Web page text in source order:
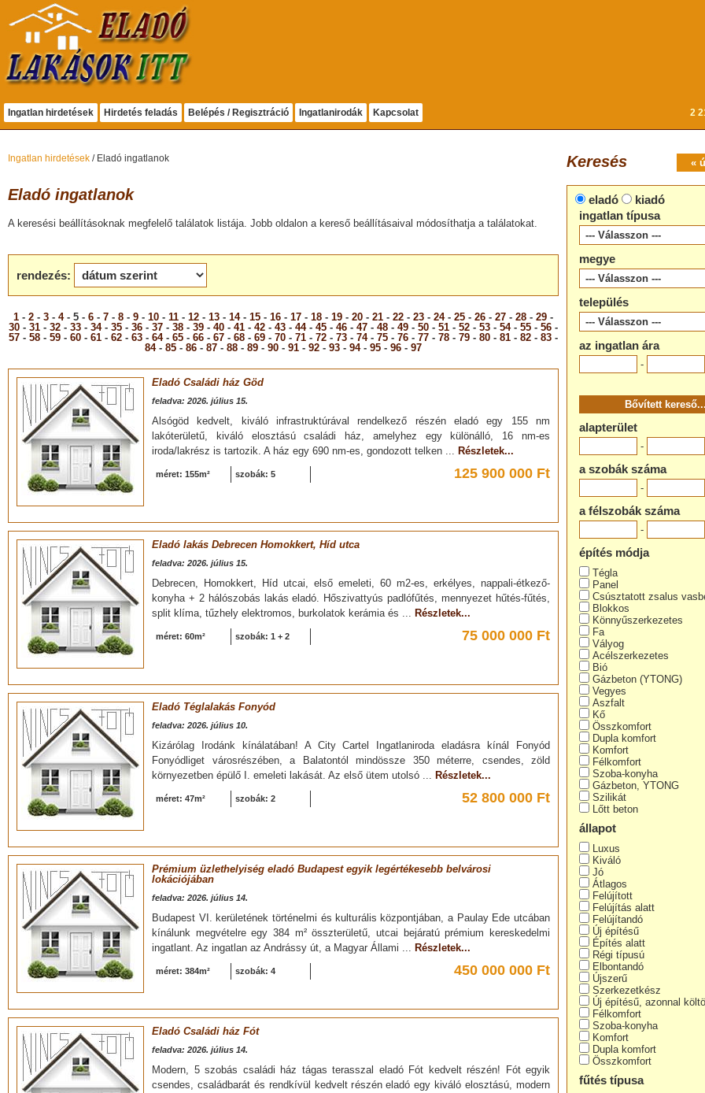
2
Ingatlan hirdetések Hirdetés feladás Belépés / Regisztráció Ingatlanirodák Kapcsolat
«
Keresés
eladó
kiadó
ingatlan típusa
megye
település
az ingatlan ára
-
alapterület
-
a szobák száma
-
a félszobák száma
-
építés módja
Tégla
Panel
Csúsztatott zsalus
Blokkos
Könnyűszerkezetes
Fa
Vályog
Acélszerkezetes
Bió
Gázbeton (YTONG)
Vegyes
Aszfalt
Kő
Összkomfort
Dupla komfort
Komfort
Félkomfort
Szoba-konyha
Gázbeton, YTONG
Szilikát
Lőtt beton
állapot
Luxus
Kiváló
Jó
Átlagos
Felújított
Felújítás alatt
Felújítandó
Új építésű
Építés alatt
Régi típusú
Elbontandó
Újszerű
Szerkezetkész
Új építésű, azonnal
Félkomfort
Szoba-konyha
Komfort
Dupla komfort
Összkomfort
fűtés típusa
Ingatlan hirdetések / Eladó ingatlanok
Eladó ingatlanok
A keresési beállításoknak megfelelő találatok listája. Jobb oldalon a kereső beállításaival módosíthatja a találatokat.
rendezés:
1 - 2 - 3 - 4- 5 - 6 - 7 - 8 - 9 - 10 - 11 - 12 - 13 - 14- 15 - 16 - 17 - 18 - 19 - 20 - 21 - 22 - 23 - 24- 25 - 26 - 27 - 28 - 29 -
30 - 31 - 32 - 33 - 34- 35 - 36 - 37 - 38 - 39 - 40 - 41 - 42 - 43 - 44- 45 - 46 - 47 - 48 - 49 - 50 - 51 - 52 - 53 - 54- 55 - 56 -
57 - 58 - 59 - 60 - 61 - 62 - 63 - 64- 65 - 66 - 67 - 68 - 69 - 70 - 71 - 72 - 73 - 74- 75 - 76 - 77 - 78 - 79 - 80 - 81 - 82 - 83 -
84- 85 - 86 - 87 - 88 - 89 - 90 - 91 - 92 - 93 - 94- 95 - 96 - 97
Eladó Családi ház Göd
feladva: 2026. július 15.
Alsógöd kedvelt, kiváló infrastruktúrával rendelkező részén eladó egy 155 nm
lakóterületű, kiváló elosztású családi ház, amelyhez egy különálló, 16 nm-es
iroda/lakrész is tartozik. A ház egy 690 nm-es, gondozott telken ... Részletek...
méret: 155m² szobák: 5 125 900 000 Ft
Eladó lakás Debrecen Homokkert, Híd utca
feladva: 2026. július 15.
Debrecen, Homokkert, Híd utcai, első emeleti, 60 m2-es, erkélyes, nappali-étkező-
konyha + 2 hálószobás lakás eladó. Hőszivattyús padlófűtés, mennyezet hűtés-fűtés,
split klíma, tűzhely elektromos, burkolatok kerámia és ... Részletek...
méret: 60m² szobák: 1 + 2 75 000 000 Ft
Eladó Téglalakás Fonyód
feladva: 2026. július 10.
Kizárólag Irodánk kínálatában! A City Cartel Ingatlaniroda eladásra kínál Fonyód
Fonyódliget városrészében, a Balatontól mindössze 350 méterre, csendes, zöld
környezetben épülő I. emeleti lakását. Az első ütem utolsó ... Részletek...
méret: 47m² szobák: 2 52 800 000 Ft
Prémium üzlethelyiség eladó Budapest egyik legértékesebb belvárosi
lokációjában
feladva: 2026. július 14.
Budapest VI. kerületének történelmi és kulturális központjában, a Paulay Ede utcában
kínálunk megvételre egy 384 m² összterületű, utcai bejáratú prémium kereskedelmi
ingatlant. Az ingatlan az Andrássy út, a Magyar Állami ... Részletek...
méret: 384m² szobák: 4 450 000 000 Ft
Eladó Családi ház Fót
feladva: 2026. július 14.
Modern, 5 szobás családi ház tágas terasszal eladó Fót kedvelt részén! Fót egyik
csendes, családbarát és rendkívül kedvelt részén eladó egy kiváló elosztású, modern